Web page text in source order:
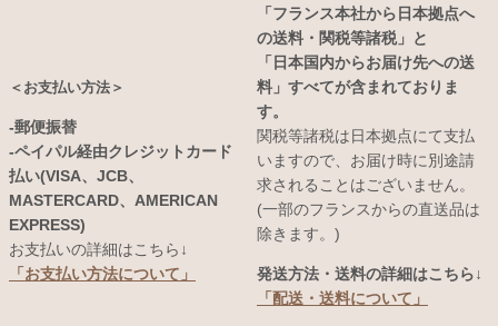
＜お支払い方法＞
-郵便振替
-ペイパル経由クレジットカード
払い(VISA、JCB、
MASTERCARD、AMERICAN
EXPRESS)
お支払いの詳細はこちら↓
「お支払い方法について」
「フランス本社から日本拠点へ
の送料・関税等諸税」と
「日本国内からお届け先への送
料」すべてが含まれておりま
す。
関税等諸税は日本拠点にて支払
いますので、お届け時に別途請
求されることはございません。
(一部のフランスからの直送品は
除きます。)
発送方法・送料の詳細はこちら↓
「配送・送料について」